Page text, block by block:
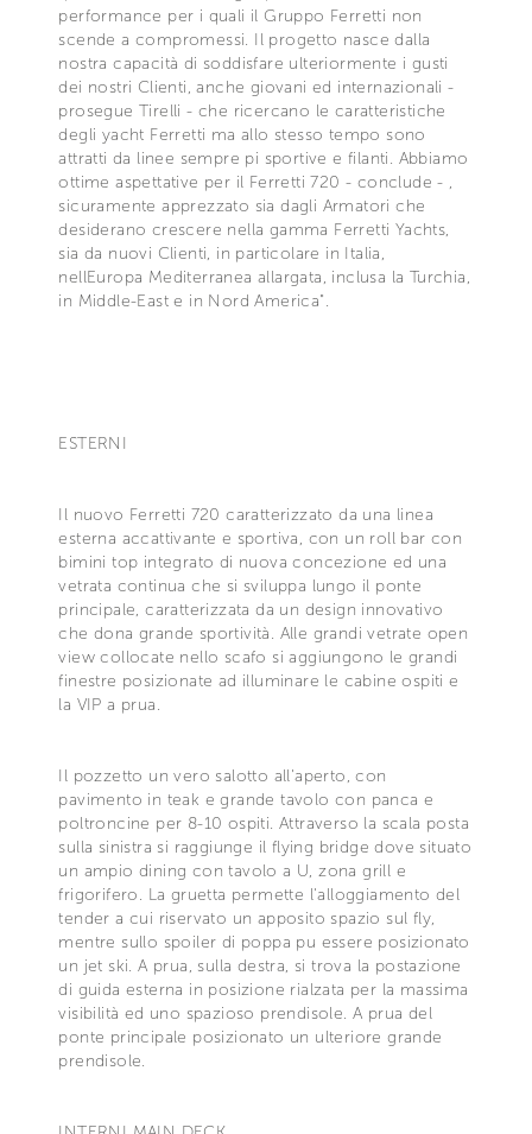
performance per i quali il Gruppo Ferretti non
scende a compromessi. Il progetto nasce dalla
nostra capacità di soddisfare ulteriormente i gusti
dei nostri Clienti, anche giovani ed internazionali -
prosegue Tirelli - che ricercano le caratteristiche
degli yacht Ferretti ma allo stesso tempo sono
attratti da linee sempre pi sportive e filanti. Abbiamo
ottime aspettative per il Ferretti 720 - conclude - ,
sicuramente apprezzato sia dagli Armatori che
desiderano crescere nella gamma Ferretti Yachts,
sia da nuovi Clienti, in particolare in Italia,
nellEuropa Mediterranea allargata, inclusa la Turchia,
in Middle-East e in Nord America".
ESTERNI
Il nuovo Ferretti 720 caratterizzato da una linea
esterna accattivante e sportiva, con un roll bar con
bimini top integrato di nuova concezione ed una
vetrata continua che si sviluppa lungo il ponte
principale, caratterizzata da un design innovativo
che dona grande sportività. Alle grandi vetrate open
view collocate nello scafo si aggiungono le grandi
finestre posizionate ad illuminare le cabine ospiti e
la VIP a prua.
Il pozzetto un vero salotto all'aperto, con
pavimento in teak e grande tavolo con panca e
poltroncine per 8-10 ospiti. Attraverso la scala posta
sulla sinistra si raggiunge il flying bridge dove situato
un ampio dining con tavolo a U, zona grill e
frigorifero. La gruetta permette l'alloggiamento del
tender a cui riservato un apposito spazio sul fly,
mentre sullo spoiler di poppa pu essere posizionato
un jet ski. A prua, sulla destra, si trova la postazione
di guida esterna in posizione rialzata per la massima
visibilità ed uno spazioso prendisole. A prua del
ponte principale posizionato un ulteriore grande
prendisole.